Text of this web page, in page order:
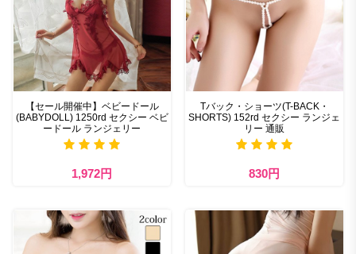
【セール開催中】ベビードール
(BABYDOLL) 1250rd セクシー ベビ
ードール ランジェリー
1,972円
Tバック・ショーツ(T-BACK・
SHORTS) 152rd セクシー ランジェ
リー 通販
830円